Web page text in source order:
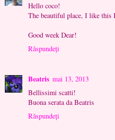
Hello coco!
The beautiful place, I like this
Good week Dear!
Răspundeți
Beatris mai 13, 2013
Bellissimi scatti!
Buona serata da Beatris
Răspundeți